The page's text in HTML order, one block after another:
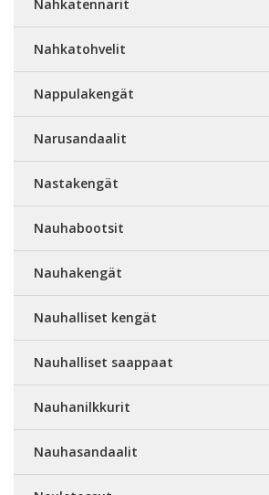
Nahkatennarit
Nahkatohvelit
Nappulakengät
Narusandaalit
Nastakengät
Nauhabootsit
Nauhakengät
Nauhalliset kengät
Nauhalliset saappaat
Nauhanilkkurit
Nauhasandaalit